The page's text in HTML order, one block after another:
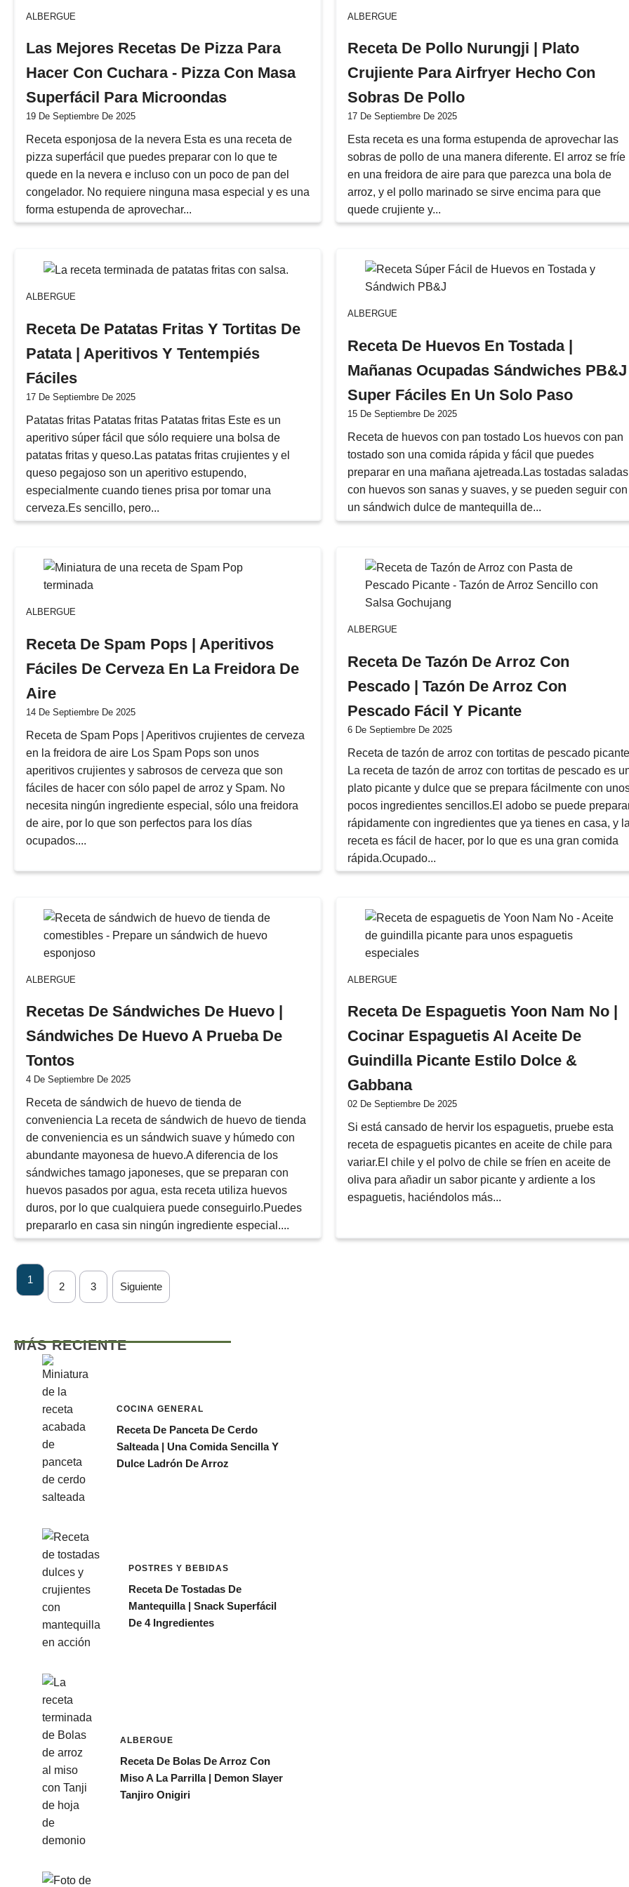
ALBERGUE
Las Mejores Recetas De Pizza Para
Hacer Con Cuchara - Pizza Con Masa
Superfácil Para Microondas
19 De Septiembre De 2025
Receta esponjosa de la nevera Esta es una receta de
pizza superfácil que puedes preparar con lo que te
quede en la nevera e incluso con un poco de pan del
congelador. No requiere ninguna masa especial y es una
forma estupenda de aprovechar...
ALBERGUE
Receta De Pollo Nurungji | Plato
Crujiente Para Airfryer Hecho Con
Sobras De Pollo
17 De Septiembre De 2025
Esta receta es una forma estupenda de aprovechar las
sobras de pollo de una manera diferente. El arroz se fríe
en una freidora de aire para que parezca una bola de
arroz, y el pollo marinado se sirve encima para que
quede crujiente y...
ALBERGUE
Receta De Patatas Fritas Y Tortitas De
Patata | Aperitivos Y Tentempiés
Fáciles
17 De Septiembre De 2025
Patatas fritas Patatas fritas Patatas fritas Este es un
aperitivo súper fácil que sólo requiere una bolsa de
patatas fritas y queso.Las patatas fritas crujientes y el
queso pegajoso son un aperitivo estupendo,
especialmente cuando tienes prisa por tomar una
cerveza.Es sencillo, pero...
ALBERGUE
Receta De Huevos En Tostada |
Mañanas Ocupadas Sándwiches PB&J
Super Fáciles En Un Solo Paso
15 De Septiembre De 2025
Receta de huevos con pan tostado Los huevos con pan
tostado son una comida rápida y fácil que puedes
preparar en una mañana ajetreada.Las tostadas saladas
con huevos son sanas y suaves, y se pueden seguir con
un sándwich dulce de mantequilla de...
ALBERGUE
Receta De Spam Pops | Aperitivos
Fáciles De Cerveza En La Freidora De
Aire
14 De Septiembre De 2025
Receta de Spam Pops | Aperitivos crujientes de cerveza
en la freidora de aire Los Spam Pops son unos
aperitivos crujientes y sabrosos de cerveza que son
fáciles de hacer con sólo papel de arroz y Spam. No
necesita ningún ingrediente especial, sólo una freidora
de aire, por lo que son perfectos para los días
ocupados....
ALBERGUE
Receta De Tazón De Arroz Con
Pescado | Tazón De Arroz Con
Pescado Fácil Y Picante
6 De Septiembre De 2025
Receta de tazón de arroz con tortitas de pescado picante
La receta de tazón de arroz con tortitas de pescado es
plato picante y dulce que se prepara fácilmente con
pocos ingredientes sencillos.El adobo se puede
rápidamente con ingredientes que ya tienes en casa, y la
receta es fácil de hacer, por lo que es una gran comida
rápida.Ocupado...
ALBERGUE
Recetas De Sándwiches De Huevo |
Sándwiches De Huevo A Prueba De
Tontos
4 De Septiembre De 2025
Receta de sándwich de huevo de tienda de
conveniencia La receta de sándwich de huevo de tienda
de conveniencia es un sándwich suave y húmedo con
abundante mayonesa de huevo.A diferencia de los
sándwiches tamago japoneses, que se preparan con
huevos pasados por agua, esta receta utiliza huevos
duros, por lo que cualquiera puede conseguirlo.Puedes
prepararlo en casa sin ningún ingrediente especial....
ALBERGUE
Receta De Espaguetis Yoon Nam No |
Cocinar Espaguetis Al Aceite De
Guindilla Picante Estilo Dolce &
Gabbana
02 De Septiembre De 2025
Si está cansado de hervir los espaguetis, pruebe esta
receta de espaguetis picantes en aceite de chile para
variar.El chile y el polvo de chile se fríen en aceite de
oliva para añadir un sabor picante y ardiente a los
espaguetis, haciéndolos más...
1
2 3 Siguiente
MÁS RECIENTE
COCINA GENERAL
Receta De Panceta De Cerdo
Salteada | Una Comida Sencilla Y
Dulce Ladrón De Arroz
POSTRES Y BEBIDAS
Receta De Tostadas De
Mantequilla | Snack Superfácil
De 4 Ingredientes
ALBERGUE
Receta De Bolas De Arroz Con
Miso A La Parrilla | Demon Slayer
Tanjiro Onigiri